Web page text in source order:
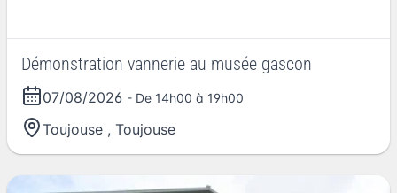
Démonstration vannerie au musée gascon
07/08/2026 - De 14h00 à 19h00
Toujouse , Toujouse